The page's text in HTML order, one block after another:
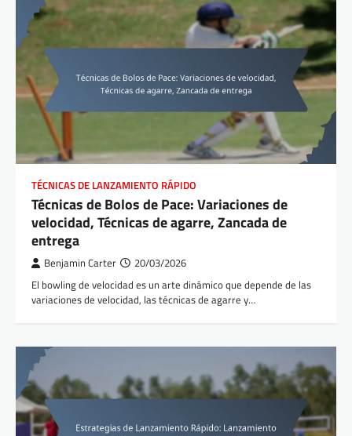
TÉCNICAS DE LANZAMIENTO RÁPIDO
Técnicas de Bolos de Pace: Variaciones de
velocidad, Técnicas de agarre, Zancada de
entrega
Benjamin Carter 20/03/2026
El bowling de velocidad es un arte dinámico que depende de las
variaciones de velocidad, las técnicas de agarre y…